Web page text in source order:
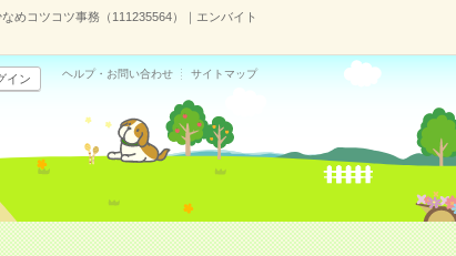
めコツコツ事務（111235564）｜エンバイト
イン ヘルプ・お問い合わせ サイトマップ